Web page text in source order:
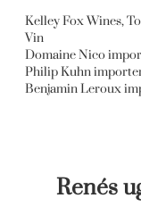
Kelley Fox Wines,
Vin
Domaine Nico
Philip Kuhn
Benjamin Leroux
Renés